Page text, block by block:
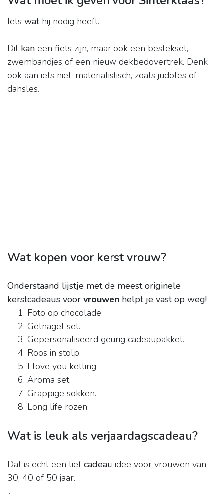
Iets wathij nodig heeft.
Dit kan een fiets zijn, maar ook een bestekset,
zwembandjes of een nieuw dekbedovertrek. Denk
ook aan iets niet-materialistisch, zoals judoles of
dansles.
Wat kopen voor kerst vrouw?
Onderstaand lijstje met de meest originele
kerstcadeaus voor vrouwen helpt je vast op weg!
Foto op chocolade.
Gelnagel set.
Gepersonaliseerd geurig cadeaupakket.
Roos in stolp.
I love you ketting.
Aroma set.
Grappige sokken.
Long life rozen.
Wat is leuk als verjaardagscadeau?
Dat is echt een lief cadeau idee voor vrouwen van
30, 40 of 50 jaar.
...